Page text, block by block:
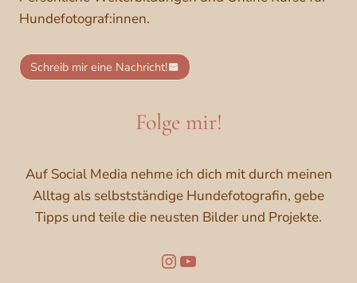
Hundefotograf:innen.
Schreib mir eine Nachricht!
Folge mir!
Auf Social Media nehme ich dich mit durch meinen
Alltag als selbstständige Hundefotografin, gebe
Tipps und teile die neusten Bilder und Projekte.
Folge mir auf Instagram
YouTube